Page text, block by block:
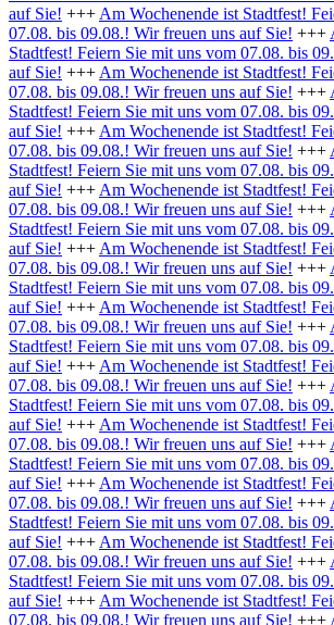
auf Sie! +++ Am Wochenende ist Stadtfest!
07.08. bis 09.08.! Wir freuen uns auf Sie! +++
Stadtfest! Feiern Sie mit uns vom 07.08. bis
auf Sie! +++ Am Wochenende ist Stadtfest!
07.08. bis 09.08.! Wir freuen uns auf Sie! +++
Stadtfest! Feiern Sie mit uns vom 07.08. bis
auf Sie! +++ Am Wochenende ist Stadtfest!
07.08. bis 09.08.! Wir freuen uns auf Sie! +++
Stadtfest! Feiern Sie mit uns vom 07.08. bis
auf Sie! +++ Am Wochenende ist Stadtfest!
07.08. bis 09.08.! Wir freuen uns auf Sie! +++
Stadtfest! Feiern Sie mit uns vom 07.08. bis
auf Sie! +++ Am Wochenende ist Stadtfest!
07.08. bis 09.08.! Wir freuen uns auf Sie! +++
Stadtfest! Feiern Sie mit uns vom 07.08. bis
auf Sie! +++ Am Wochenende ist Stadtfest!
07.08. bis 09.08.! Wir freuen uns auf Sie! +++
Stadtfest! Feiern Sie mit uns vom 07.08. bis
auf Sie! +++ Am Wochenende ist Stadtfest!
07.08. bis 09.08.! Wir freuen uns auf Sie! +++
Stadtfest! Feiern Sie mit uns vom 07.08. bis
auf Sie! +++ Am Wochenende ist Stadtfest!
07.08. bis 09.08.! Wir freuen uns auf Sie! +++
Stadtfest! Feiern Sie mit uns vom 07.08. bis
auf Sie! +++ Am Wochenende ist Stadtfest!
07.08. bis 09.08.! Wir freuen uns auf Sie! +++
Stadtfest! Feiern Sie mit uns vom 07.08. bis
auf Sie! +++ Am Wochenende ist Stadtfest!
07.08. bis 09.08.! Wir freuen uns auf Sie! +++
Stadtfest! Feiern Sie mit uns vom 07.08. bis
auf Sie! +++ Am Wochenende ist Stadtfest!
07.08. bis 09.08.! Wir freuen uns auf Sie! +++